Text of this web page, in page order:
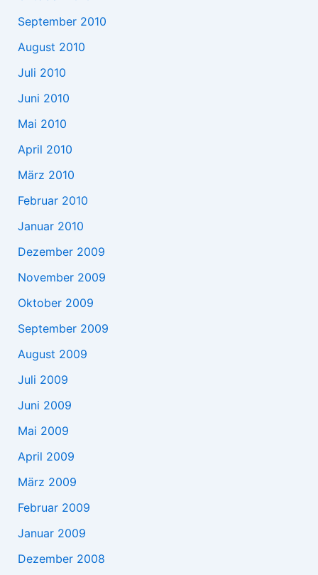
September 2010
August 2010
Juli 2010
Juni 2010
Mai 2010
April 2010
März 2010
Februar 2010
Januar 2010
Dezember 2009
November 2009
Oktober 2009
September 2009
August 2009
Juli 2009
Juni 2009
Mai 2009
April 2009
März 2009
Februar 2009
Januar 2009
Dezember 2008